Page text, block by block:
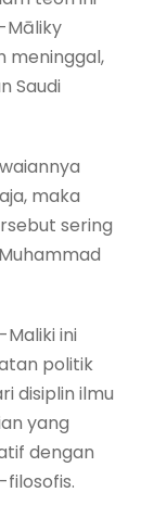
Māliky
meninggal,
Saudi
maka
sering
ini
politik
disiplin ilmu
yang
dengan